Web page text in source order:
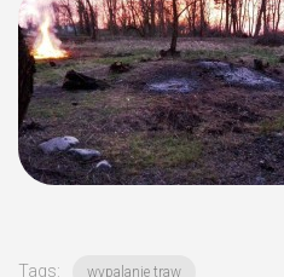
Tags: wypalanie traw